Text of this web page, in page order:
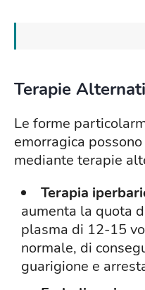
Terapie
Le forme
emorragica
mediante terapie
Terapia
aumenta la quota
plasma di 12-15
normale, di
guarigione e